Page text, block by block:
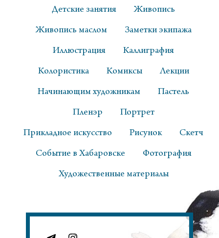
Детские занятия Живопись
Живопись маслом Заметки экипажа
Иллюстрация Каллиграфия
Колористика Комиксы Лекции
Начинающим художникам Пастель
Пленэр Портрет
Прикладное искусство Рисунок Скетч
Событие в Хабаровске Фотография
Художественные материалы